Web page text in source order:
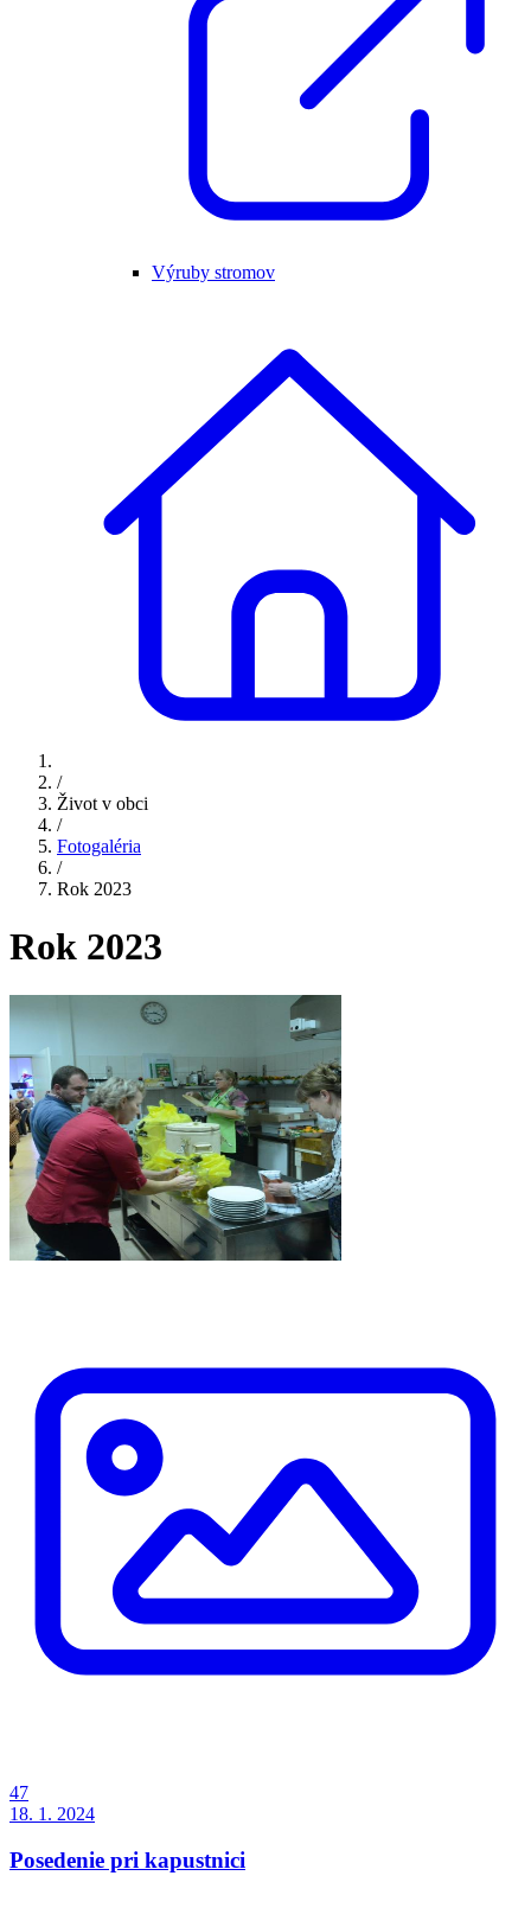
Výruby stromov
/
Život v obci
/
Fotogaléria
/
Rok 2023
Rok 2023
47
18. 1. 2024
Posedenie pri kapustnici